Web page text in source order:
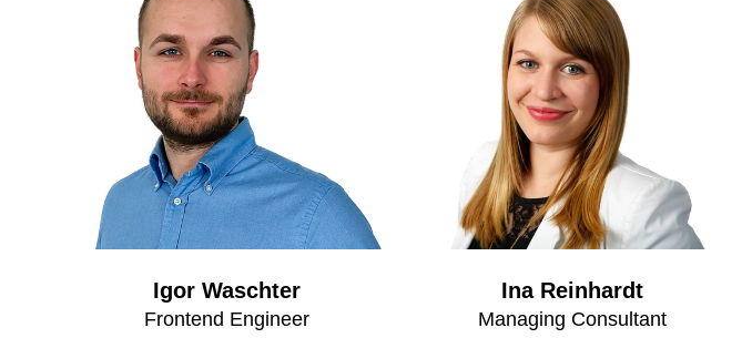
Igor Waschter
Frontend Engineer
Ina Reinhardt
Managing Consultant